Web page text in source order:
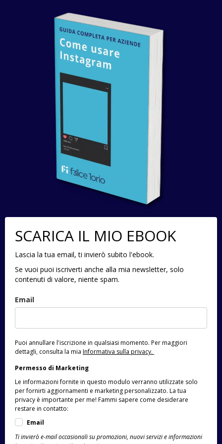
SCARICA IL MIO EBOOK
Lascia la tua email, ti invierò subito l'ebook.
Se vuoi puoi iscriverti anche alla mia newsletter, solo
contenuti di valore, niente spam.
Email
Puoi annullare l'iscrizione in qualsiasi momento. Per maggiori
dettagli, consulta la mia Informativa sulla privacy.
Permesso di Marketing
Le informazioni fornite in questo modulo verranno utilizzate solo
per fornirti aggiornamenti e marketing personalizzato. La tua
privacy è importante per me! Fammi sapere come desiderare
restare in contatto:
Email
Ti invierò e-mail occasionali su promozioni, nuovi servizi e informazioni